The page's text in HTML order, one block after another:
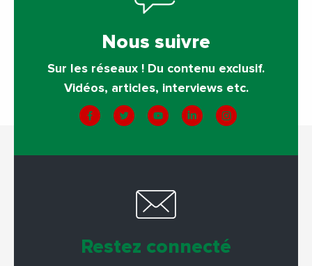
Nous suivre
Sur les réseaux ! Du contenu exclusif.
Vidéos, articles, interviews etc.
Restez connecté